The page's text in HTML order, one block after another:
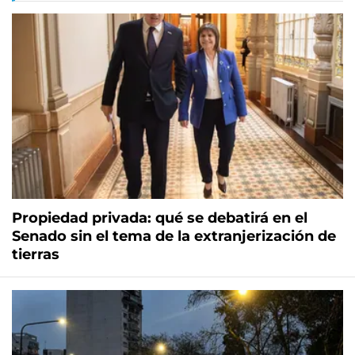
Propiedad privada: qué se debatirá en el
Senado sin el tema de la extranjerización de
tierras